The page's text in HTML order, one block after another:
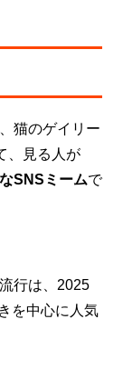
猫のゲイリー
、見る人が
SNSミームで
行は、2025
を中心に人気